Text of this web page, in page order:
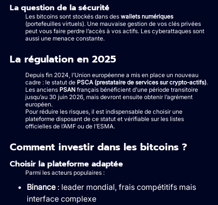
La question de la sécurité
Les bitcoins sont stockés dans des wallets numériques
(portefeuilles virtuels). Une mauvaise gestion de vos clés privées
peut vous faire perdre l’accès à vos actifs. Les cyberattaques sont
aussi une menace constante.
La régulation en 2025
Depuis fin 2024, l’Union européenne a mis en place un nouveau
cadre : le statut de PSCA (prestataire de services sur crypto-actifs).
Les anciens PSAN français bénéficient d’une période transitoire
jusqu’au 30 juin 2026, mais devront ensuite obtenir l’agrément
européen.
Pour réduire les risques, il est indispensable de choisir une
plateforme disposant de ce statut et vérifiable sur les listes
officielles de l’AMF ou de l’ESMA.
Comment investir dans les bitcoins ?
Choisir la plateforme adaptée
Parmi les acteurs populaires :
Binance : leader mondial, frais compétitifs mais
interface complexe